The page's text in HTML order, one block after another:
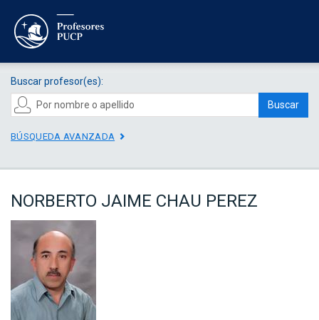
Buscar profesor(es):
Buscar
BÚSQUEDA AVANZADA
NORBERTO JAIME CHAU PEREZ